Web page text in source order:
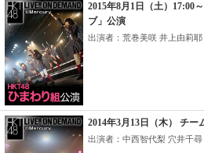
2015年8月1日（土）17:00
ブ」公演
出演者：荒巻美咲 井上由莉耶
2014年3月13日（木） チ
出演者：中西智代梨 穴井千尋